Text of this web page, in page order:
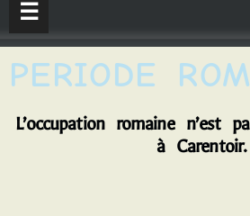
☰
PERIODE
L’occupation romaine n’est
à Carentoir.